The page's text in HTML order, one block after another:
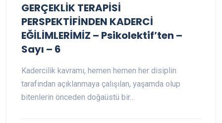
GERÇEKLİK TERAPİSİ
PERSPEKTİFİNDEN KADERCİ
EĞİLİMLERİMİZ – Psikolektif’ten –
Sayı – 6
Kadercilik kavramı, hemen hemen her disiplin
tarafından açıklanmaya çalışılan, yaşamda olup
bitenlerin önceden doğaüstü bir…